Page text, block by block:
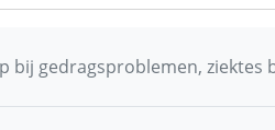
gedragsproblemen, ziektes